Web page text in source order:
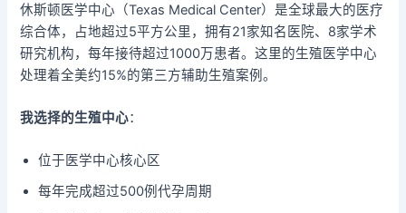
休斯顿医学中心（Texas Medical Center）是全球最大的医疗
综合体，占地超过5平方公里，拥有21家知名医院、8家学术
研究机构，每年接待超过1000万患者。这里的生殖医学中心
处理着全美约15%的第三方辅助生殖案例。
我选择的生殖中心：
位于医学中心核心区
每年完成超过500例代孕周期